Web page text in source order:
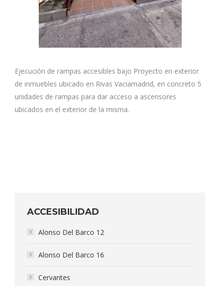
Ejecución de rampas accesibles bajo Proyecto en exterior
de inmuebles ubicado en Rivas Vaciamadrid, en concreto 5
unidades de rampas para dar acceso a ascensores
ubicados en el exterior de la misma.
ACCESIBILIDAD
Alonso Del Barco 12
Alonso Del Barco 16
Cervantes